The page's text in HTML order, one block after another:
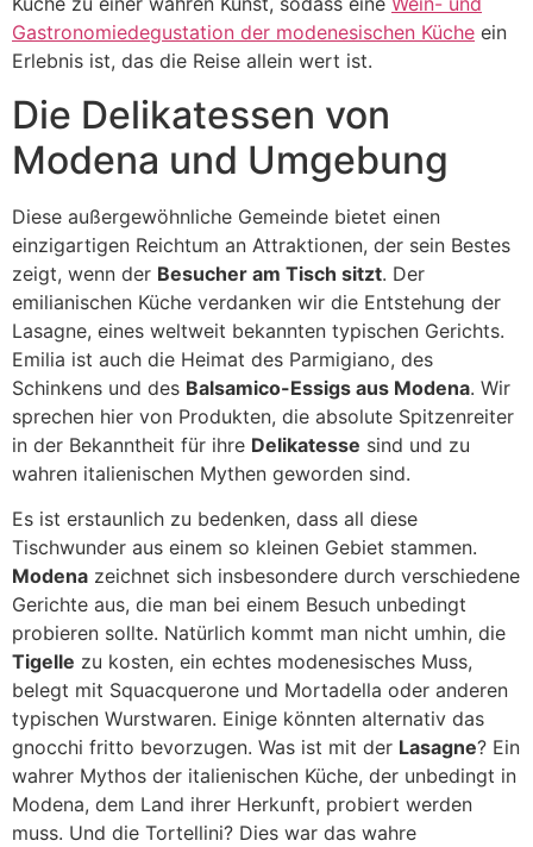
Gastronomiedegustation der modenesischen Küche ein
Erlebnis ist, das die Reise allein wert ist.
Die Delikatessen von
Modena und Umgebung
Diese außergewöhnliche Gemeinde bietet einen
einzigartigen Reichtum an Attraktionen, der sein Bestes
zeigt, wenn der Besucher am Tisch sitzt. Der
emilianischen Küche verdanken wir die Entstehung der
Lasagne, eines weltweit bekannten typischen Gerichts.
Emilia ist auch die Heimat des Parmigiano, des
Schinkens und des Balsamico-Essigs aus Modena. Wir
sprechen hier von Produkten, die absolute Spitzenreiter
in der Bekanntheit für ihre Delikatesse sind und zu
wahren italienischen Mythen geworden sind.
Es ist erstaunlich zu bedenken, dass all diese
Tischwunder aus einem so kleinen Gebiet stammen.
Modena zeichnet sich insbesondere durch verschiedene
Gerichte aus, die man bei einem Besuch unbedingt
probieren sollte. Natürlich kommt man nicht umhin, die
Tigelle zu kosten, ein echtes modenesisches Muss,
belegt mit Squacquerone und Mortadella oder anderen
typischen Wurstwaren. Einige könnten alternativ das
gnocchi fritto bevorzugen. Was ist mit der Lasagne? Ein
wahrer Mythos der italienischen Küche, der unbedingt in
Modena, dem Land ihrer Herkunft, probiert werden
muss. Und die Tortellini? Dies war das wahre